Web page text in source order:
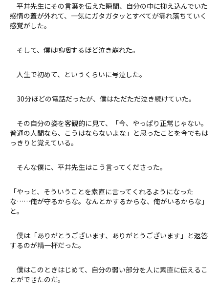
平井先生にその言葉を伝えた瞬間、自分の中に抑え込んでいた
感情の蓋が外れて、一気にガタガタッとすべてが零れ落ちていく
感覚がした。
そして、僕は嗚咽するほど泣き崩れた。
人生で初めて、というくらいに号泣した。
30分ほどの電話だったが、僕はただただ泣き続けていた。
その自分の姿を客観的に見て、「今、やっぱり正常じゃない。
普通の人間なら、こうはならないよな」と思ったことを今でもは
っきりと覚えている。
そんな僕に、平井先生はこう言ってくださった。
「やっと、そういうことを素直に言ってくれるようになった
な……俺が守るからな。なんとかするからな、俺がいるからな」
と。
僕は「ありがとうございます、ありがとうございます」と返答
するのが精一杯だった。
僕はこのときはじめて、自分の弱い部分を人に素直に伝えるこ
とができたのだ。